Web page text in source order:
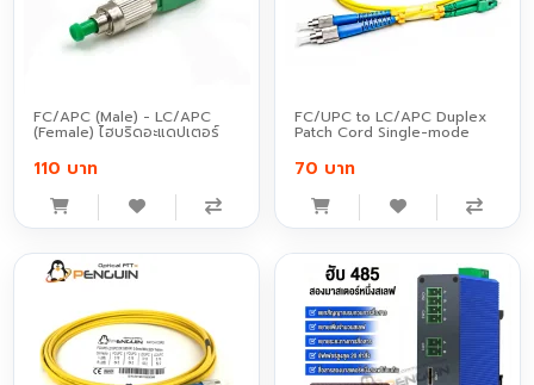
FC/APC (Male) - LC/APC
(Female) ไฮบริดอะแดปเตอร์
110 บาท
FC/UPC to LC/APC Duplex
Patch Cord Single-mode
70 บาท